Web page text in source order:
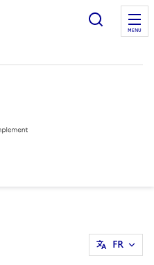
Ouvrir
MENU
FR